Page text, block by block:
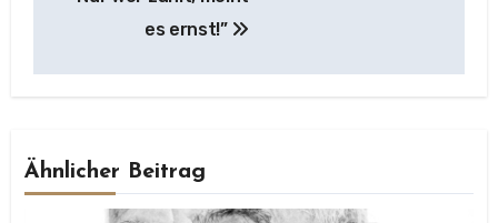
es ernst!”
Ähnlicher Beitrag